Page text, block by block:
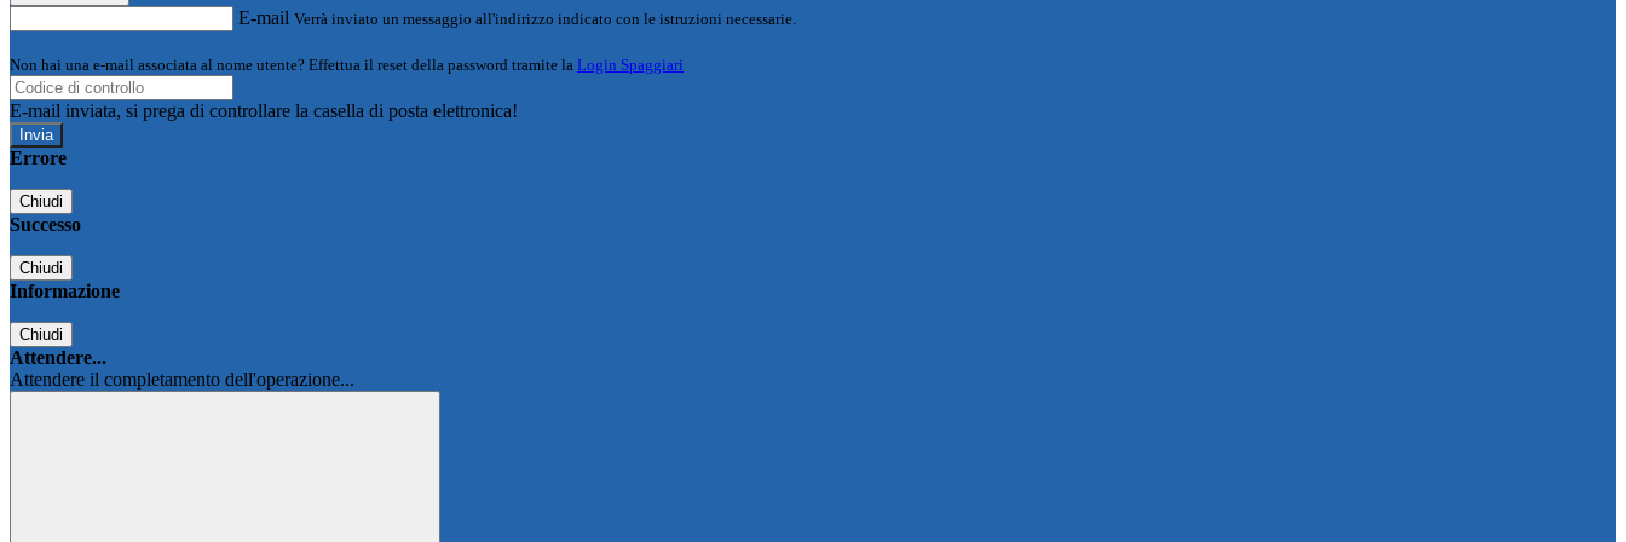
E-mail Verrà inviato un messaggio all'indirizzo indicato con le istruzioni necessarie.
Non hai una e-mail associata al nome utente? Effettua il reset della password tramite la Login Spaggiari
E-mail inviata, si prega di controllare la casella di posta elettronica!
Errore
Chiudi
Successo
Chiudi
Informazione
Chiudi
Attendere...
Attendere il completamento dell'operazione...